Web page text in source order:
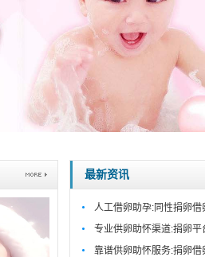
最新资讯
人工借卵助孕:同性捐卵
专业供卵助怀渠道:捐卵
靠谱供卵助怀服务:捐卵